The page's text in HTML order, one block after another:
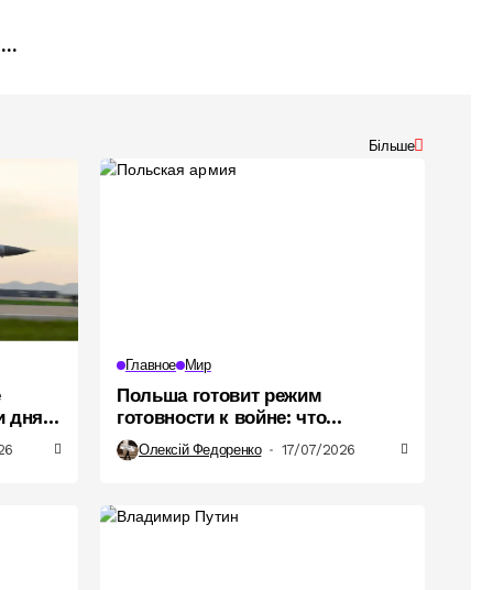
Більше
дня:
Главное Мир
Польша готовит режим
готовности к войне: что
предусматривает закон
Олексій Федоренко 17/07/2026